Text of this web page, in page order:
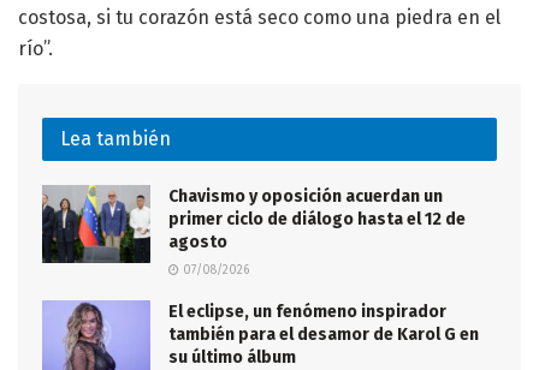
costosa, si tu corazón está seco como una piedra en el
río”.
Lea también
Chavismo y oposición acuerdan un
primer ciclo de diálogo hasta el 12 de
agosto
07/08/2026
El eclipse, un fenómeno inspirador
también para el desamor de Karol G en
su último álbum